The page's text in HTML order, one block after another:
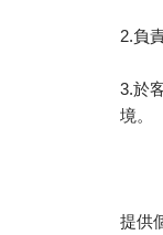
2.負
3.於
境。
提供